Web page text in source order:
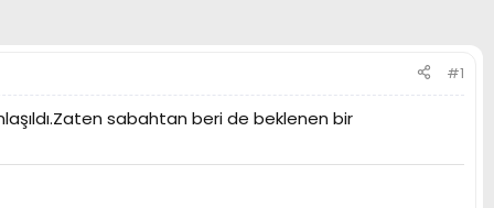
#1
sabahtan beri de beklenen bir